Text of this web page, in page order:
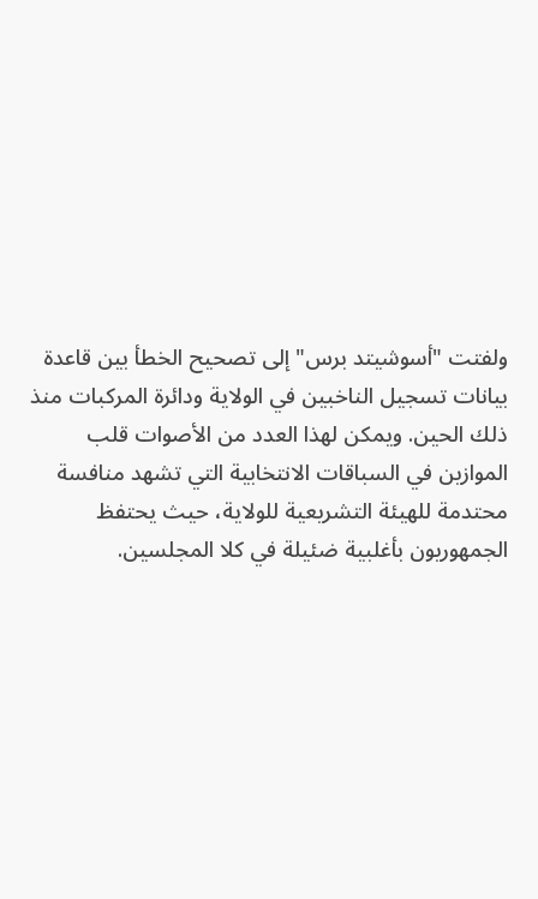
ولفتت "أسوشيتد برس" إلى تصحيح الخطأ بين قاعدة
بيانات تسجيل الناخبين في الولاية ودائرة المركبات منذ
ذلك الحين. ويمكن لهذا العدد من الأصوات قلب
الموازين في السباقات الانتخابية التي تشهد منافسة
محتدمة للهيئة التشريعية للولاية، حيث يحتفظ
الجمهوريون بأغلبية ضئيلة في كلا المجلسين.